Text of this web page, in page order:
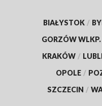
BIAŁYSTOK /
GORZÓW WLKP.
KRAKÓW /
OPOLE /
SZCZECIN /